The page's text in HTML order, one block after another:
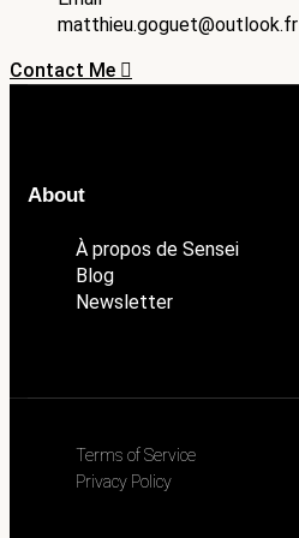
matthieu.goguet@outlook.fr
Contact Me
About
À propos de Sensei
Blog
Newsletter
Terms of Service
Privacy Policy